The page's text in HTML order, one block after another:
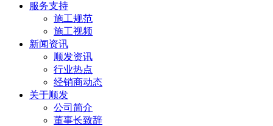
服务支持
施工规范
施工视频
新闻资讯
顺发资讯
行业热点
经销商动态
关于顺发
公司简介
董事长致辞